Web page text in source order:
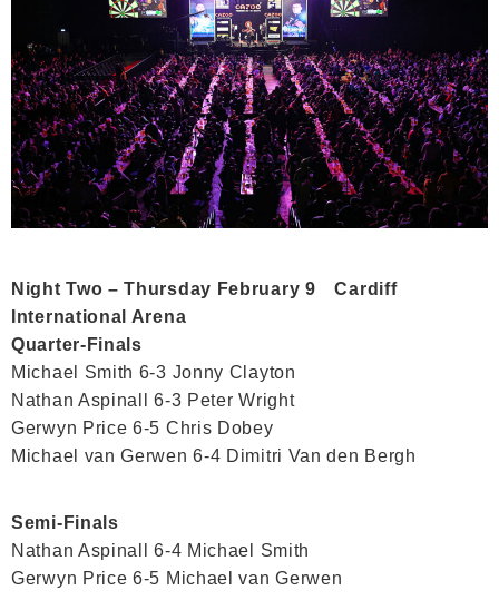
Night Two – Thursday February 9 Cardiff
International Arena
Quarter-Finals
Michael Smith 6-3 Jonny Clayton
Nathan Aspinall 6-3 Peter Wright
Gerwyn Price 6-5 Chris Dobey
Michael van Gerwen 6-4 Dimitri Van den Bergh
Semi-Finals
Nathan Aspinall 6-4 Michael Smith
Gerwyn Price 6-5 Michael van Gerwen